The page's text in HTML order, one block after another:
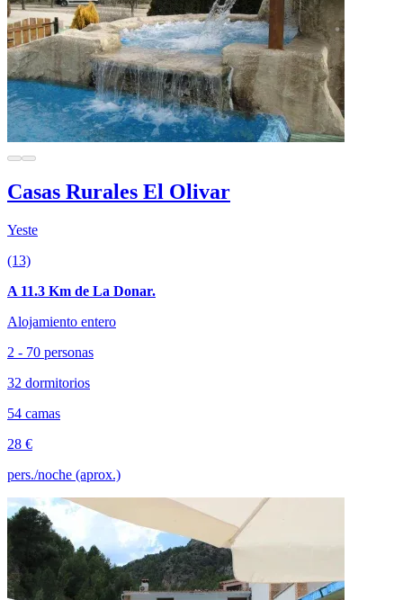
Casas Rurales El Olivar
Yeste
(13)
A 11.3 Km de La Donar.
Alojamiento entero
2 - 70 personas
32 dormitorios
54 camas
28 €
pers./noche (aprox.)